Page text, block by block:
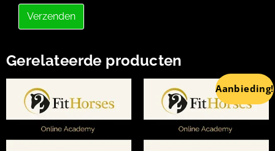
Gerelateerde producten
Aanbieding!